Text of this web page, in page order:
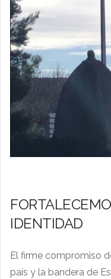
IDENTIDAD
El firme compromiso
país y la bandera de